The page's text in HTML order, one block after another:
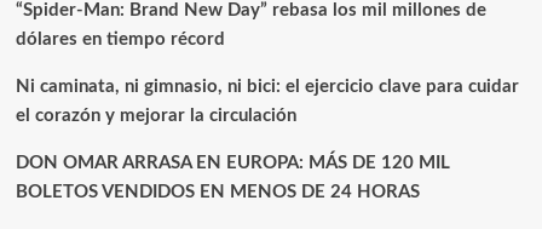
“Spider-Man: Brand New Day” rebasa los mil millones de
dólares en tiempo récord
Ni caminata, ni gimnasio, ni bici: el ejercicio clave para cuidar
el corazón y mejorar la circulación
DON OMAR ARRASA EN EUROPA: MÁS DE 120 MIL
BOLETOS VENDIDOS EN MENOS DE 24 HORAS